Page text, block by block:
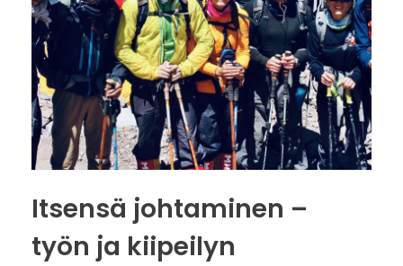
Itsensä johtaminen –
työn ja kiipeilyn